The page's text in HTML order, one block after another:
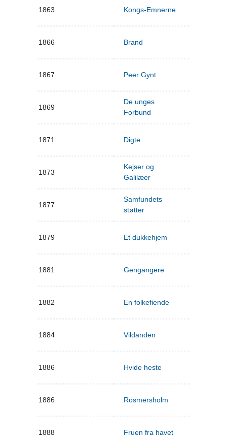
1863 Kongs-Emnerne
1866 Brand
1867 Peer Gynt
1869
De unges
Forbund
1871 Digte
1873
Kejser og
Galilæer
1877
Samfundets
støtter
1879 Et dukkehjem
1881 Gengangere
1882 En folkefiende
1884 Vildanden
1886 Hvide heste
1886 Rosmersholm
1888 Fruen fra havet